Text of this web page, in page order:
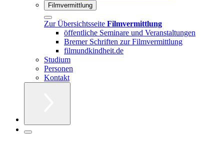
Filmvermittlung
Zur Übersichtsseite Filmvermittlung
öffentliche Seminare und Veranstaltungen
Bremer Schriften zur Filmvermittlung
filmundkindheit.de
Studium
Personen
Kontakt